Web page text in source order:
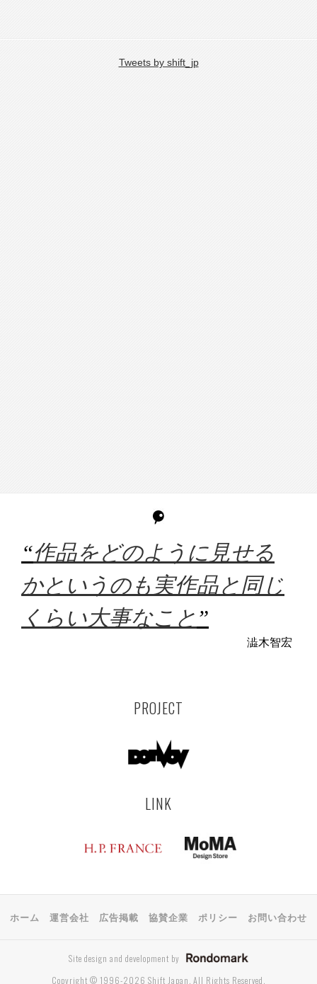
Tweets by shift_jp
“作品をどのように見せる
かというのも実作品と同じ
くらい大事なこと ”
澁木智宏
PROJECT
LINK
ホーム 運営会社 広告掲載 協賛企業 ポリシー お問い合わせ
Site design and development by
Copyright © 1996-2026 Shift Japan. All Rights Reserved.